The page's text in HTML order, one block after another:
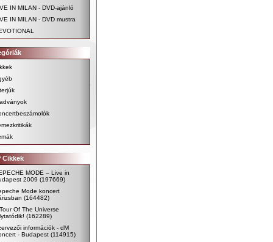
IN MILAN - DVD-ajánló
IN MILAN - DVD mustra
Cikkek
MODE – Live in
2009 (197669)
Mode koncert
(164482)
Of The Universe
(162289)
információk - dM
- Budapest (114915)